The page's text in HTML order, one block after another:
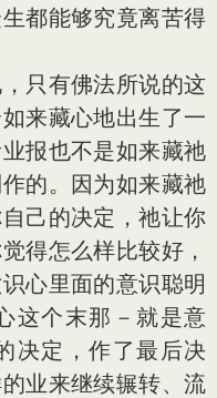
都能够究竟离苦得
只有佛法所说的这
来藏心地出生了一
报也不是如来藏祂
的。因为如来藏祂
己的决定，祂让你
得怎么样比较好，
心里面的意识聪明
这个末那－就是意
决定，作了最后决
业来继续辗转、流